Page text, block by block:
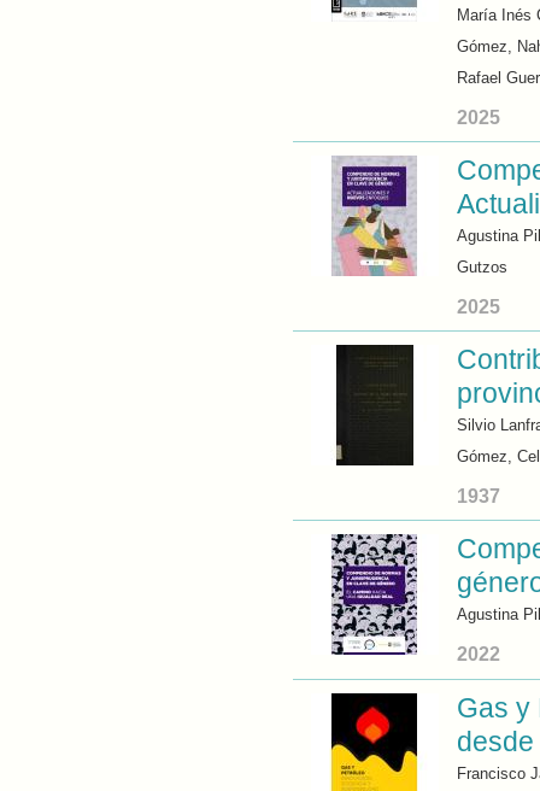
María Inés
Gómez,
Rafael
2025
Agustina
Gutzos
2025
Silvio
Gómez,
1937
Agustina
2022
Gas y
Francisco